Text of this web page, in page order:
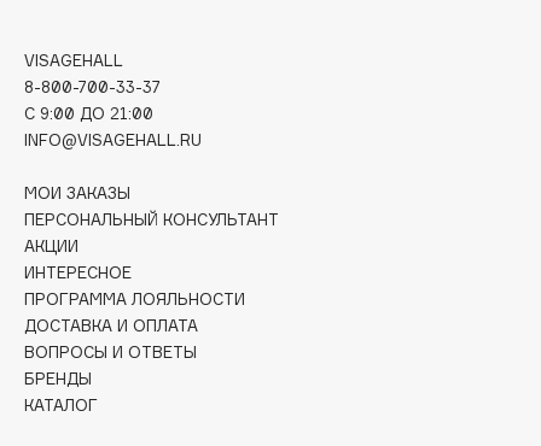
DARLING*
Darphin
Davines
Dior
Divage
Dolce & Gabbana
Dolomit
Dorco
DP Daily Perfection
VISAGEHALL
8-800-700-33-37
C 9:00 ДО 21:00
INFO@VISAGEHALL.RU
МОИ ЗАКАЗЫ
ПЕРСОНАЛЬНЫЙ КОНСУЛЬТАНТ
АКЦИИ
ИНТЕРЕСНОЕ
ПРОГРАММА ЛОЯЛЬНОСТИ
ДОСТАВКА И ОПЛАТА
ВОПРОСЫ И ОТВЕТЫ
БРЕНДЫ
КАТАЛОГ